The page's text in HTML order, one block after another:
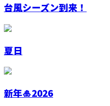
台風シーズン到来！
夏日
新年🎍2026